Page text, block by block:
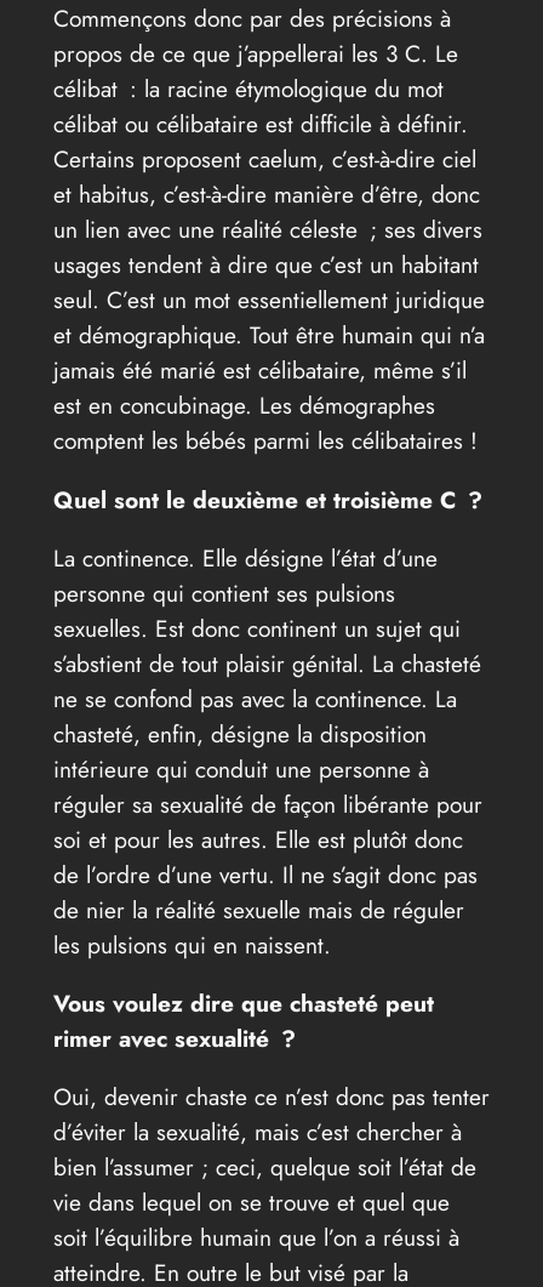
Commençons donc par des précisions à
propos de ce que j’appellerai les 3 C. Le
célibat : la racine étymologique du mot
célibat ou célibataire est difficile à définir.
Certains proposent caelum, c’est-à-dire ciel
et habitus, c’est-à-dire manière d’être, donc
un lien avec une réalité céleste ; ses divers
usages tendent à dire que c’est un habitant
seul. C’est un mot essentiellement juridique
et démographique. Tout être humain qui n’a
jamais été marié est célibataire, même s’il
est en concubinage. Les démographes
comptent les bébés parmi les célibataires !
Quel sont le deuxième et troisième C ?
La continence. Elle désigne l’état d’une
personne qui contient ses pulsions
sexuelles. Est donc continent un sujet qui
s’abstient de tout plaisir génital. La chasteté
ne se confond pas avec la continence. La
chasteté, enfin, désigne la disposition
intérieure qui conduit une personne à
réguler sa sexualité de façon libérante pour
soi et pour les autres. Elle est plutôt donc
de l’ordre d’une vertu. Il ne s’agit donc pas
de nier la réalité sexuelle mais de réguler
les pulsions qui en naissent.
Vous voulez dire que chasteté peut
rimer avec sexualité ?
Oui, devenir chaste ce n’est donc pas tenter
d’éviter la sexualité, mais c’est chercher à
bien l’assumer ; ceci, quelque soit l’état de
vie dans lequel on se trouve et quel que
soit l’équilibre humain que l’on a réussi à
atteindre. En outre le but visé par la